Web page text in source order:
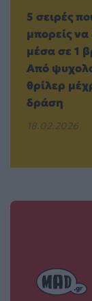
5 σειρές
μπορείς να
μέσα σε 1
Από
θρίλερ
δράση
18.02.2026